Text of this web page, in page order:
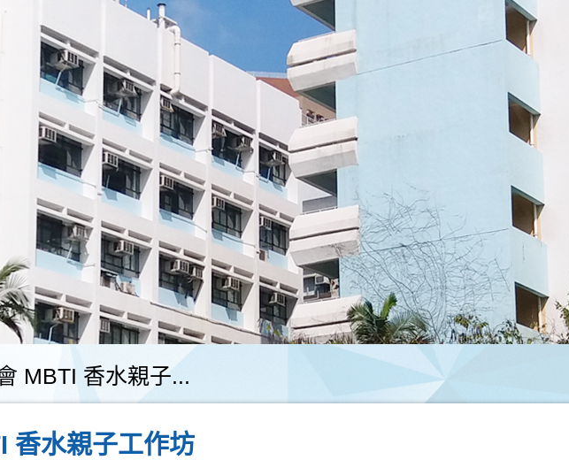
MBTI 香水親子...
香水親子工作坊